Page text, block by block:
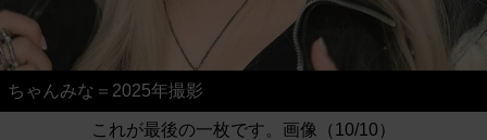
ちゃんみな＝2025年撮影
これが最後の一枚です。画像（10/10）